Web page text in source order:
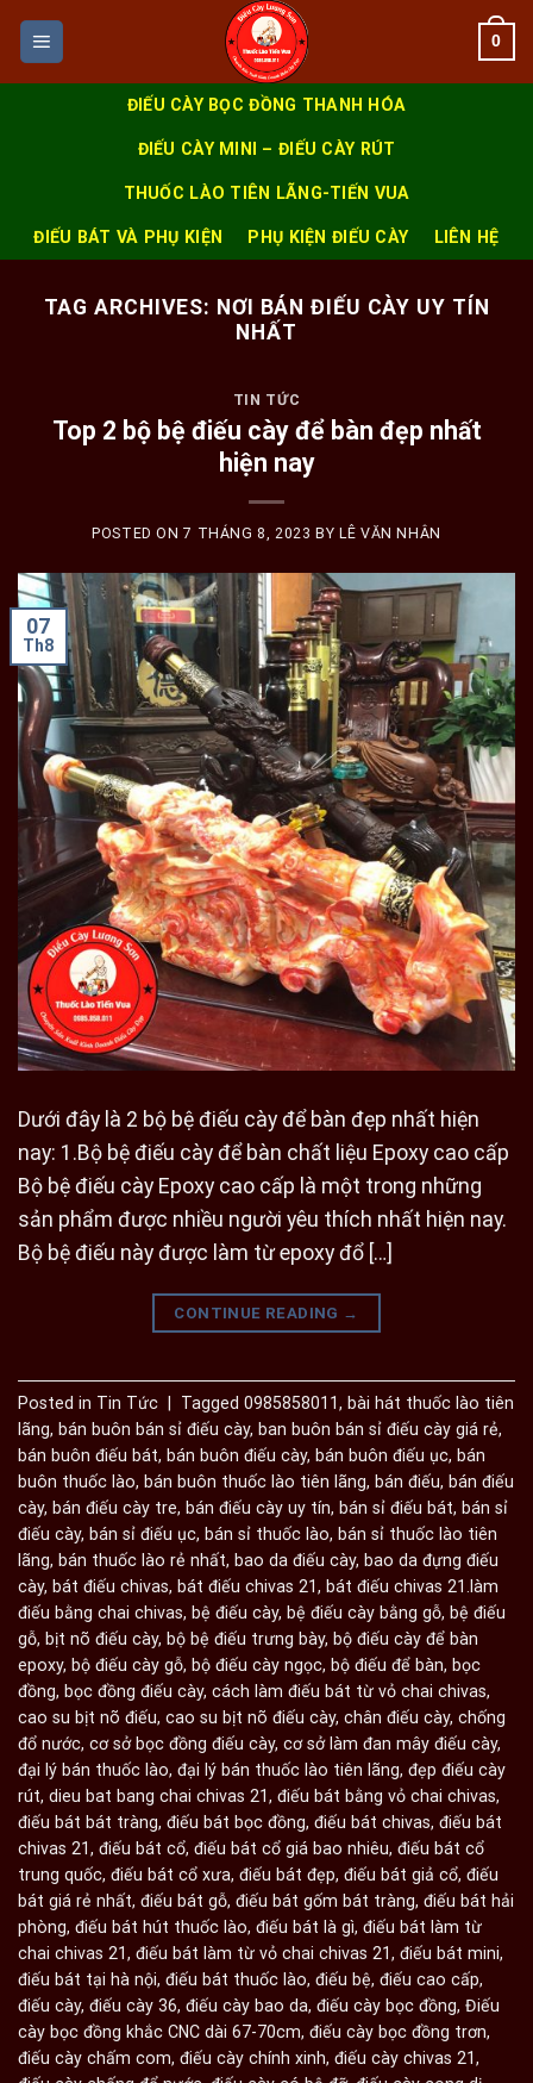
Skip
content
0
ĐIẾU CÀY BỌC ĐỒNG THANH HÓA
ĐIẾU CÀY MINI – ĐIẾU CÀY RÚT
THUỐC LÀO TIÊN LÃNG-TIẾN VUA
ĐIẾU BÁT VÀ PHỤ KIỆN PHỤ KIỆN ĐIẾU CÀY LIÊN HỆ
TAG ARCHIVES: NƠI BÁN ĐIẾU CÀY UY TÍN
NHẤT
TIN TỨC
Top 2 bộ bệ điếu cày để bàn đẹp nhất
hiện nay
POSTED ON7 THÁNG 8, 2023 BYLÊ VĂN NHÂN
07
Th8
Dưới đây là 2 bộ bệ điếu cày để bàn đẹp nhất hiện
nay: 1.Bộ bệ điếu cày để bàn chất liệu Epoxy cao cấp
Bộ bệ điếu cày Epoxy cao cấp là một trong những
sản phẩm được nhiều người yêu thích nhất hiện nay.
Bộ bệ điếu này được làm từ epoxy đổ […]
CONTINUE READING →
Posted in Tin Tức Tagged 0985858011, bài hát thuốc lào tiên
lãng, bán buôn bán sỉ điếu cày, ban buôn bán sỉ điếu cày giá rẻ,
bán buôn điếu bát, bán buôn điếu cày, bán buôn điếu ục, bán
buôn thuốc lào, bán buôn thuốc lào tiên lãng, bán điếu, bán điếu
cày, bán điếu cày tre, bán điếu cày uy tín, bán sỉ điếu bát, bán sỉ
điếu cày, bán sỉ điếu ục, bán sỉ thuốc lào, bán sỉ thuốc lào tiên
lãng, bán thuốc lào rẻ nhất, bao da điếu cày, bao da đựng điếu
cày, bát điếu chivas, bát điếu chivas 21, bát điếu chivas 21.làm
điếu bằng chai chivas, bệ điếu cày, bệ điếu cày bằng gỗ, bệ điếu
gỗ, bịt nõ điếu cày, bộ bệ điếu trưng bày, bộ điếu cày để bàn
epoxy, bộ điếu cày gỗ, bộ điếu cày ngọc, bộ điếu để bàn, bọc
đồng, bọc đồng điếu cày, cách làm điếu bát từ vỏ chai chivas,
cao su bịt nõ điếu, cao su bịt nõ điếu cày, chân điếu cày, chống
đổ nước, cơ sở bọc đồng điếu cày, cơ sở làm đan mây điếu cày,
đại lý bán thuốc lào, đại lý bán thuốc lào tiên lãng, đẹp điếu cày
rút, dieu bat bang chai chivas 21, điếu bát bằng vỏ chai chivas,
điếu bát bát tràng, điếu bát bọc đồng, điếu bát chivas, điếu bát
chivas 21, điếu bát cổ, điếu bát cổ giá bao nhiêu, điếu bát cổ
trung quốc, điếu bát cổ xưa, điếu bát đẹp, điếu bát giả cổ, điếu
bát giá rẻ nhất, điếu bát gỗ, điếu bát gốm bát tràng, điếu bát hải
phòng, điếu bát hút thuốc lào, điếu bát là gì, điếu bát làm từ
chai chivas 21, điếu bát làm từ vỏ chai chivas 21, điếu bát mini,
điếu bát tại hà nội, điếu bát thuốc lào, điếu bệ, điếu cao cấp,
điếu cày, điếu cày 36, điếu cày bao da, điếu cày bọc đồng, Điếu
cày bọc đồng khắc CNC dài 67-70cm, điếu cày bọc đồng trơn,
điếu cày chấm com, điếu cày chính xinh, điếu cày chivas 21,